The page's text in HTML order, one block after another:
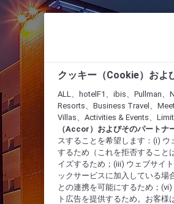
クッキー（Cookie）およ
ALL、hotelF1、ibis、Pullman
Resorts、Business Travel、
Villas、Activities & Events、
（Accor）およびそのパートナ
スすることを希望します：(i)
するため（これを拒否すること
イズするため；(iii) ウェブサイ
ックサービスに加入している場
との連携を可能にするため；
ト広告を提供するため。お客